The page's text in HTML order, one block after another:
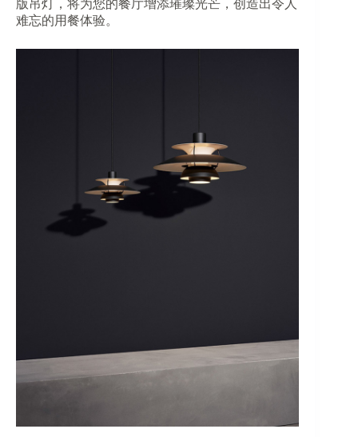
版吊灯，将为您的餐厅增添璀璨光芒，创造出令人
难忘的用餐体验。